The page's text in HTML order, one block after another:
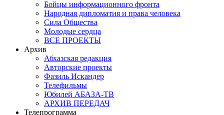
Бойцы информационного фронта
Народная дипломатия и права человека
Сила Общества
Молодые сердца
ВСЕ ПРОЕКТЫ
Архив
Абхазская редакция
Авторские проекты
Фазиль Искандер
Телефильмы
Юбилей АБАЗА-ТВ
АРХИВ ПЕРЕДАЧ
Телепрограмма